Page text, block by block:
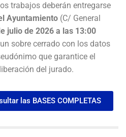
trabajos deberán entregarse
Ayuntamiento (C/ General
julio de 2026 a las 13:00
sobre cerrado con los datos
que garantice el
del jurado.
las BASES COMPLETAS